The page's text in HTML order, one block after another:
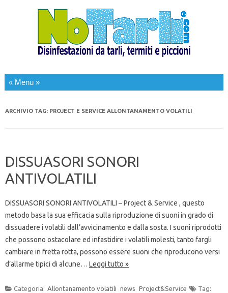
Salta al contenuto
ARCHIVIO TAG: PROJECT E SERVICE ALLONTANAMENTO VOLATILI
DISSUASORI SONORI
ANTIVOLATILI
DISSUASORI SONORI ANTIVOLATILI – Project & Service , questo
metodo basa la sua efficacia sulla riproduzione di suoni in grado di
dissuadere i volatili dall’avvicinamento e dalla sosta. I suoni riprodotti
che possono ostacolare ed infastidire i volatili molesti, tanto fargli
cambiare in fretta rotta, possono essere suoni che riproducono versi
d’allarme tipici di alcune… Leggi tutto »
Categoria: Allontanamento volatili news Project&Service
Tag: